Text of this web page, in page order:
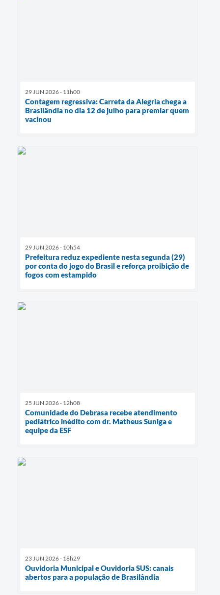
29 JUN 2026 - 11h00
Contagem regressiva: Carreta da Alegria chega a
Brasilândia no dia 12 de julho para premiar quem
vacinou
29 JUN 2026 - 10h54
Prefeitura reduz expediente nesta segunda (29)
por conta do jogo do Brasil e reforça proibição de
fogos com estampido
25 JUN 2026 - 12h08
Comunidade do Debrasa recebe atendimento
pediátrico inédito com dr. Matheus Suniga e
equipe da ESF
23 JUN 2026 - 18h29
Ouvidoria Municipal e Ouvidoria SUS: canais
abertos para a população de Brasilândia